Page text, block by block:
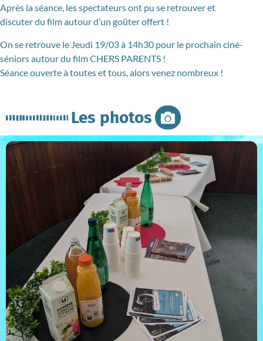
Après la séance, les spectateurs ont pu se retrouver et
discuter du film autour d’un goûter offert !
On se retrouve le Jeudi 19/03 à 14h30 pour le prochain ciné-
séniors autour du film CHERS PARENTS !
Séance ouverte à toutes et tous, alors venez nombreux !
Les photos